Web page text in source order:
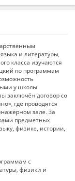
и литературы,
класса изучаются
по программам
у школы
заключён договор со
где проводятся
зале. За
предметных
физике, истории,
с
физики и